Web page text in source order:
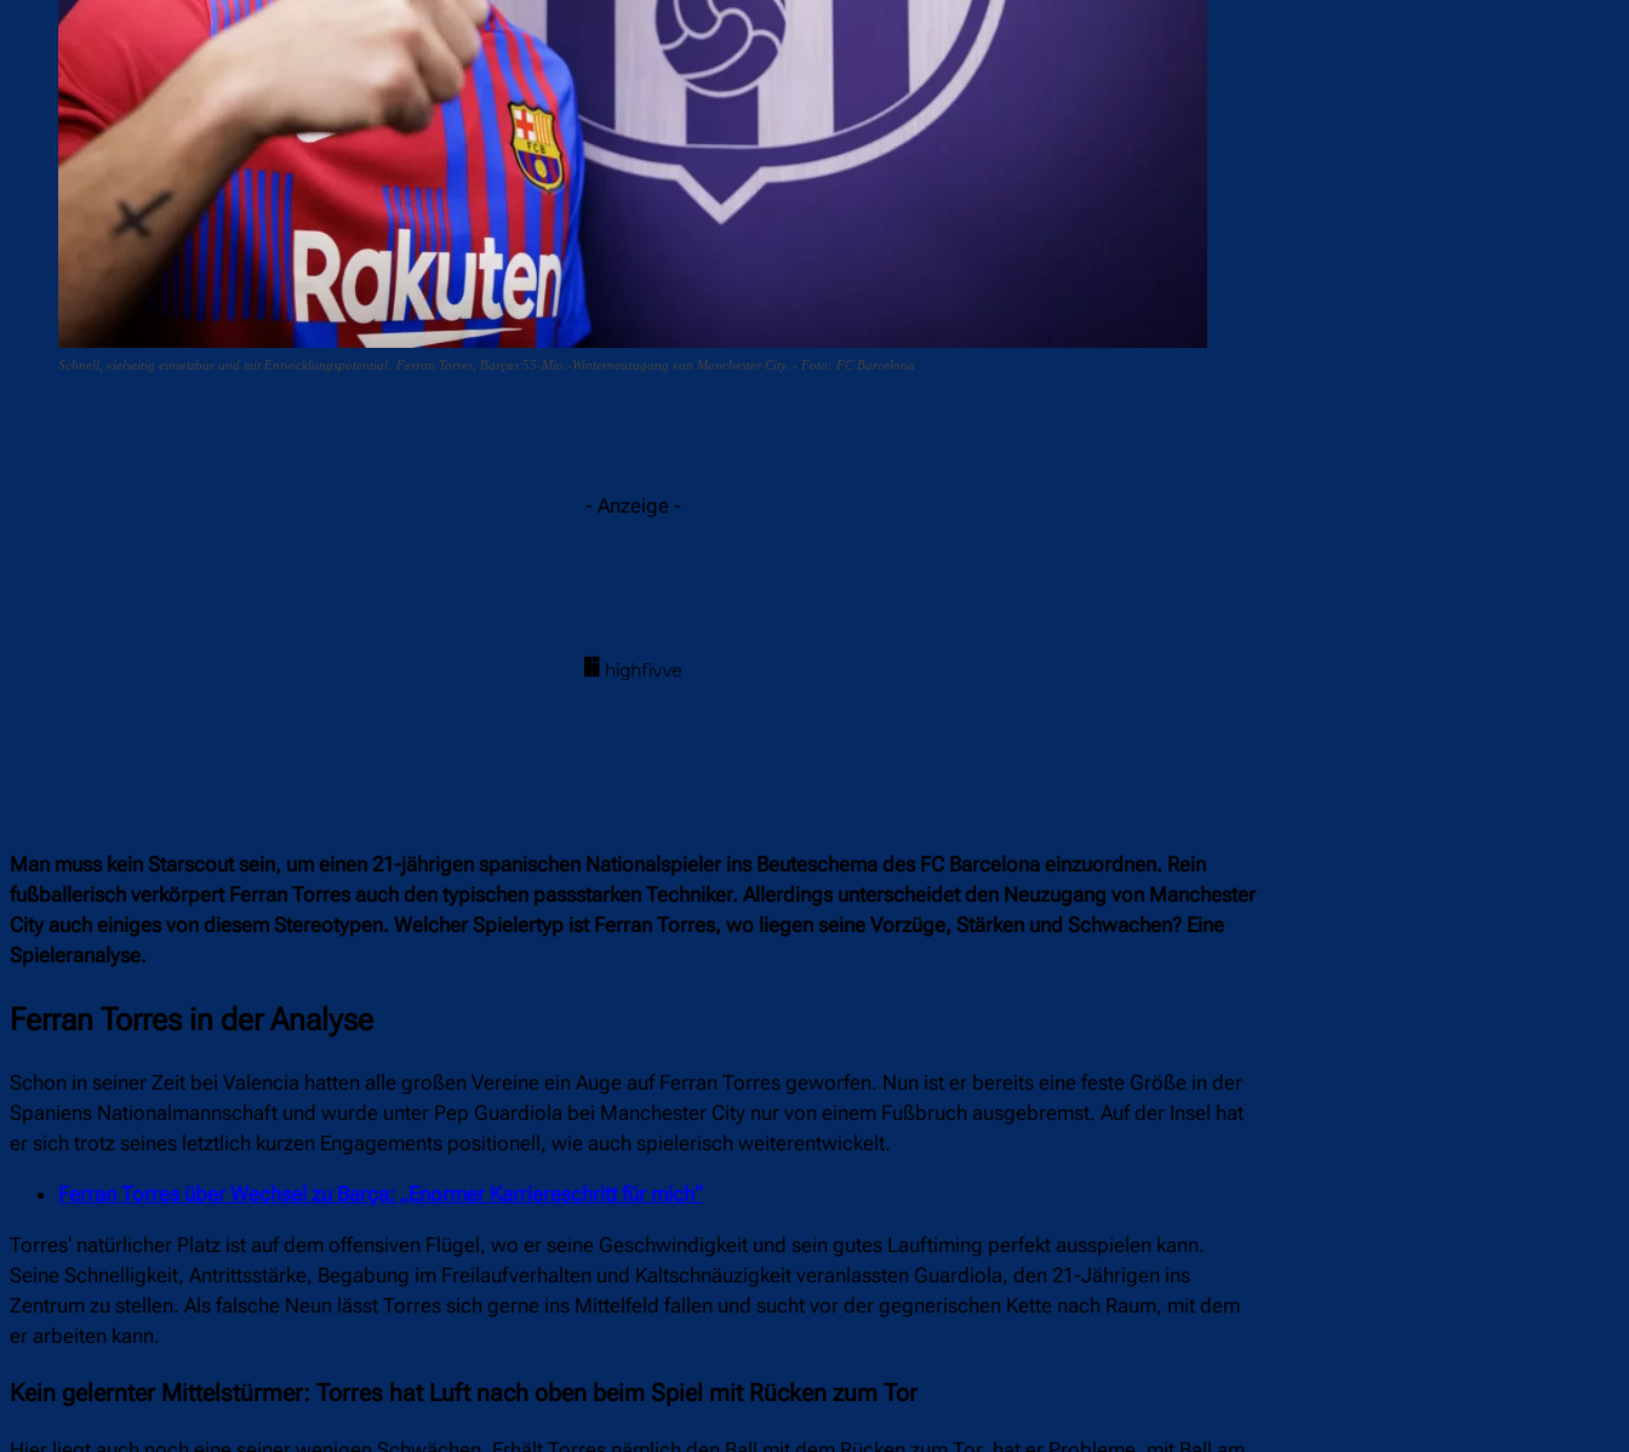
Schnell, vielseitig einsetzbar und mit Entwicklungspotential: Ferran Torres, Barças 55-Mio.-Winterneuzugang von Manchester City. - Foto: FC Barcelona
- Anzeige -
Man muss kein Starscout sein, um einen 21-jährigen spanischen Nationalspieler ins Beuteschema des FC Barcelona einzuordnen. Rein
fußballerisch verkörpert Ferran Torres auch den typischen passstarken Techniker. Allerdings unterscheidet den Neuzugang von Manchester
City auch einiges von diesem Stereotypen. Welcher Spielertyp ist Ferran Torres, wo liegen seine Vorzüge, Stärken und Schwachen? Eine
Spieleranalyse.
Ferran Torres in der Analyse
Schon in seiner Zeit bei Valencia hatten alle großen Vereine ein Auge auf Ferran Torres geworfen. Nun ist er bereits eine feste Größe in der
Spaniens Nationalmannschaft und wurde unter Pep Guardiola bei Manchester City nur von einem Fußbruch ausgebremst. Auf der Insel hat
er sich trotz seines letztlich kurzen Engagements positionell, wie auch spielerisch weiterentwickelt.
Ferran Torres über Wechsel zu Barça: „Enormer Karriereschritt für mich“
Torres‘ natürlicher Platz ist auf dem offensiven Flügel, wo er seine Geschwindigkeit und sein gutes Lauftiming perfekt ausspielen kann.
Seine Schnelligkeit, Antrittsstärke, Begabung im Freilaufverhalten und Kaltschnäuzigkeit veranlassten Guardiola, den 21-Jährigen ins
Zentrum zu stellen. Als falsche Neun lässt Torres sich gerne ins Mittelfeld fallen und sucht vor der gegnerischen Kette nach Raum, mit dem
er arbeiten kann.
Kein gelernter Mittelstürmer: Torres hat Luft nach oben beim Spiel mit Rücken zum Tor